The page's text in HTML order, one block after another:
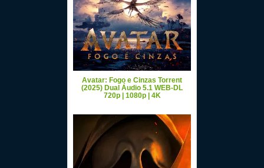
Avatar: Fogo e Cinzas Torrent
(2025) Dual Áudio 5.1 WEB-DL
720p | 1080p | 4K